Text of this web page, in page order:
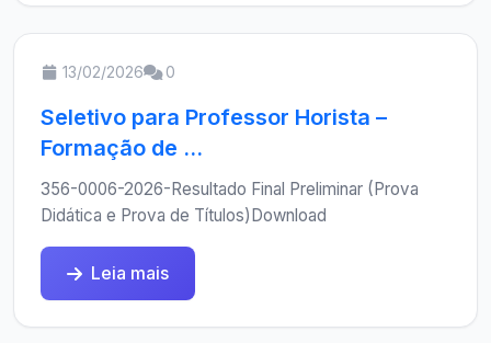
13/02/2026 0
Seletivo para Professor Horista –
Formação de ...
356-0006-2026-Resultado Final Preliminar (Prova
Didática e Prova de Títulos)Download
Leia mais